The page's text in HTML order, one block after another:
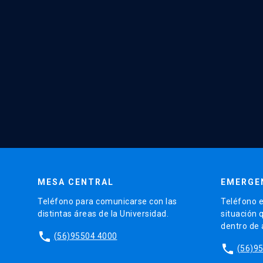
MESA CENTRAL
Teléfono para comunicarse con las
distintas áreas de la Universidad.
phone (56)95504 4000
Teléfono
situación
dentro de
phone